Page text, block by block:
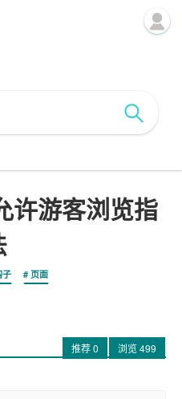
许游客浏览指
子 页面
推荐0 浏览499